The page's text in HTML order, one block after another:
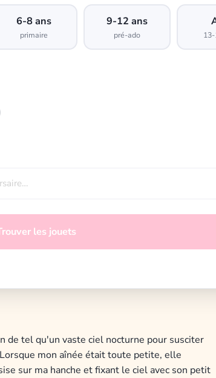
6-8 ans
primaire
9-12 ans
pré-ado
les jouets
de tel qu'un vaste ciel nocturne pour susciter
mon aînée était toute petite, elle
sur ma hanche et fixant le ciel avec son petit